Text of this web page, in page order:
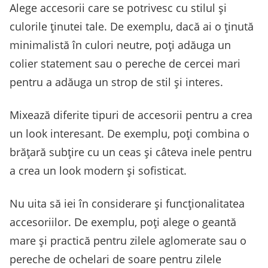
Alege accesorii care se potrivesc cu stilul și
culorile ținutei tale. De exemplu, dacă ai o ținută
minimalistă în culori neutre, poți adăuga un
colier statement sau o pereche de cercei mari
pentru a adăuga un strop de stil și interes.
Mixează diferite tipuri de accesorii pentru a crea
un look interesant. De exemplu, poți combina o
brățară subțire cu un ceas și câteva inele pentru
a crea un look modern și sofisticat.
Nu uita să iei în considerare și funcționalitatea
accesoriilor. De exemplu, poți alege o geantă
mare și practică pentru zilele aglomerate sau o
pereche de ochelari de soare pentru zilele